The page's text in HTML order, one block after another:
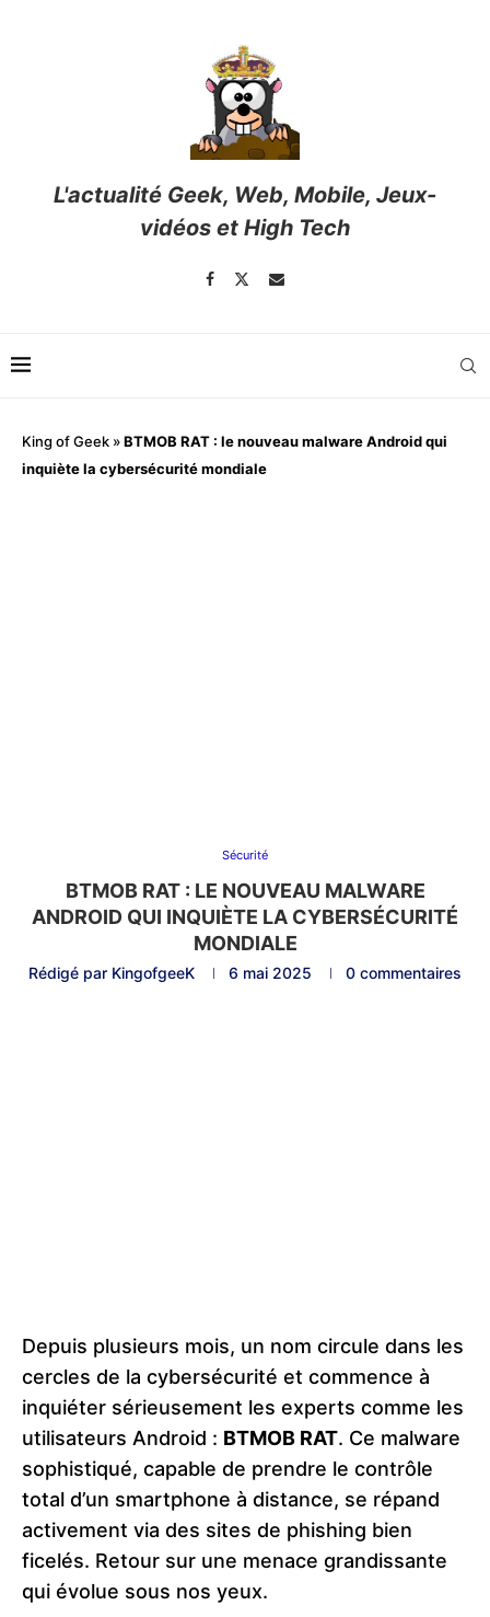
L'actualité Geek, Web, Mobile, Jeux-
vidéos et High Tech
King of Geek »BTMOB RAT : le nouveau malware Android qui
inquiète la cybersécurité mondiale
Sécurité
BTMOB RAT : LE NOUVEAU MALWARE
ANDROID QUI INQUIÈTE LA CYBERSÉCURITÉ
MONDIALE
Rédigé par KingofgeeK 6 mai 2025 0 commentaires
Depuis plusieurs mois, un nom circule dans les
cercles de la cybersécurité et commence à
inquiéter sérieusement les experts comme les
utilisateurs Android : BTMOB RAT. Ce malware
sophistiqué, capable de prendre le contrôle
total d’un smartphone à distance, se répand
activement via des sites de phishing bien
ficelés. Retour sur une menace grandissante
qui évolue sous nos yeux.